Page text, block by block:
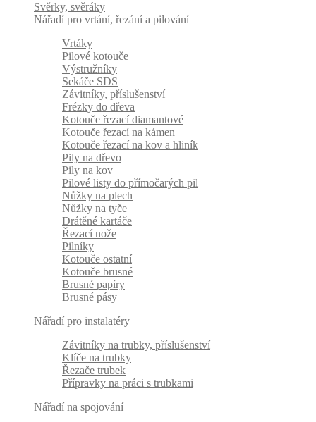
Svěrky, svěráky
Nářadí pro vrtání, řezání a pilování
Vrtáky
Pilové kotouče
Výstružníky
Sekáče SDS
Závitníky, příslušenství
Frézky do dřeva
Kotouče řezací diamantové
Kotouče řezací na kámen
Kotouče řezací na kov a hliník
Pily na dřevo
Pily na kov
Pilové listy do přímočarých pil
Nůžky na plech
Nůžky na tyče
Drátěné kartáče
Řezací nože
Pilníky
Kotouče ostatní
Kotouče brusné
Brusné papíry
Brusné pásy
Nářadí pro instalatéry
Závitníky na trubky, příslušenství
Klíče na trubky
Řezače trubek
Přípravky na práci s trubkami
Nářadí na spojování